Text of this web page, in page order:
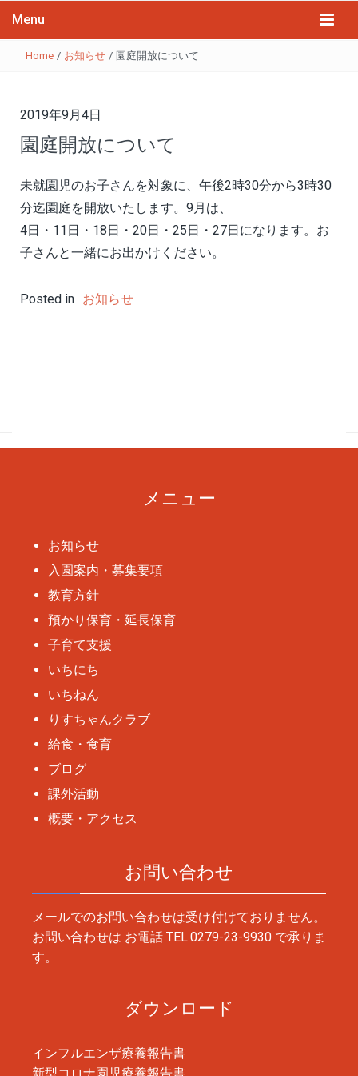
Menu
Home / お知らせ / 園庭開放について
2019年9月4日
園庭開放について
未就園児のお子さんを対象に、午後2時30分から3時30
分迄園庭を開放いたします。9月は、
4日・11日・18日・20日・25日・27日になります。お
子さんと一緒にお出かけください。
Posted in お知らせ
ビ
シ
ョ
ン
メニュー
お知らせ
入園案内・募集要項
教育方針
預かり保育・延長保育
子育て支援
いちにち
いちねん
りすちゃんクラブ
給食・食育
ブログ
課外活動
概要・アクセス
お問い合わせ
メールでのお問い合わせは受け付けておりません。
お問い合わせは お電話 TEL.0279-23-9930 で承りま
す。
ダウンロード
インフルエンザ療養報告書